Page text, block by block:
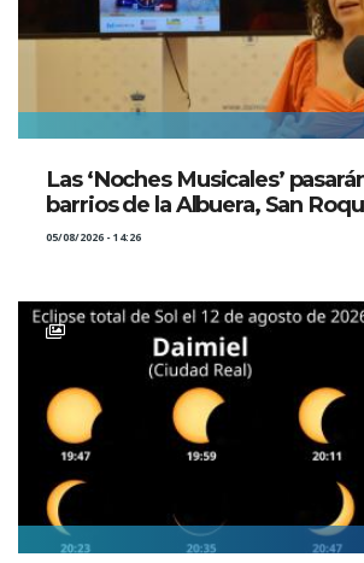
Las ‘Noches Musicales’
barrios de la Albuera, San
05/08/2026 - 14:26